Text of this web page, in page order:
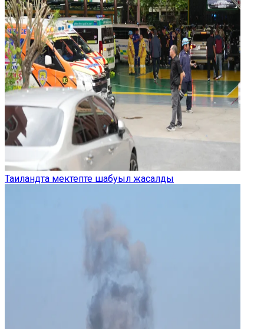
Таиландта мектепте шабуыл жасалды